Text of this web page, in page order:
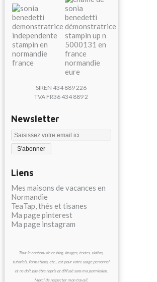
SIREN 434 889 226
TVA FR36 434 889 2
Newsletter
Liens
Mes maisons de vacances en
Normandie
TeaTap, thés et tisanes
Ma page pinterest
Ma page instagram
Tout le contenu de ce blog, images, textes, vidéos,
tutoriels, formations, etc., est pour votre usage personnel
et ne doit pas être repris et diffusé sans ma permission.
Merci de respecter mon travail.